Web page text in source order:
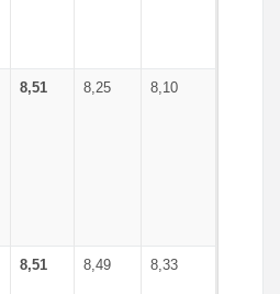
8,51 8,25 8,10
8,51 8,49 8,33